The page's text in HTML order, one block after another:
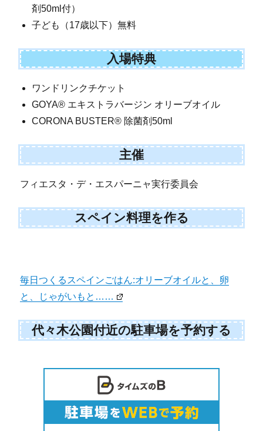
剤50ml付）
子ども（17歳以下）無料
入場特典
ワンドリンクチケット
GOYA® エキストラバージン オリーブオイル
CORONA BUSTER®︎ 除菌剤50ml
主催
フィエスタ・デ・エスパーニャ実行委員会
スペイン料理を作る
毎日つくるスペインごはん:オリーブオイルと、卵
と、じゃがいもと……
代々木公園付近の駐車場を予約する